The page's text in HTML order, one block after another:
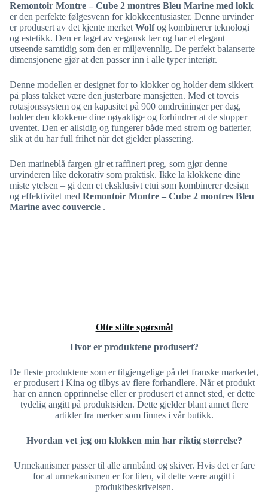
Remontoir Montre – Cube 2 montres Bleu Marine med lokk
er den perfekte følgesvenn for klokkeentusiaster. Denne urvinder
er produsert av det kjente merket Wolfog kombinerer teknologi
og estetikk. Den er laget av vegansk lær og har et elegant
utseende samtidig som den er miljøvennlig. De perfekt balanserte
dimensjonene gjør at den passer inn i alle typer interiør.
Denne modellen er designet for to klokker og holder dem sikkert
på plass takket være den justerbare mansjetten. Med et toveis
rotasjonssystem og en kapasitet på 900 omdreininger per dag,
holder den klokkene dine nøyaktige og forhindrer at de stopper
uventet. Den er allsidig og fungerer både med strøm og batterier,
slik at du har full frihet når det gjelder plassering.
Den marineblå fargen gir et raffinert preg, som gjør denne
urvinderen like dekorativ som praktisk. Ikke la klokkene dine
miste ytelsen – gi dem et eksklusivt etui som kombinerer design
og effektivitet med Remontoir Montre – Cube 2 montres Bleu
Marine avec couvercle .
Ofte stilte spørsmål
Hvor er produktene produsert?
De fleste produktene som er tilgjengelige på det franske markedet,
er produsert i Kina og tilbys av flere forhandlere. Når et produkt
har en annen opprinnelse eller er produsert et annet sted, er dette
tydelig angitt på produktsiden. Dette gjelder blant annet flere
artikler fra merker som finnes i vår butikk.
Hvordan vet jeg om klokken min har riktig størrelse?
Urmekanismer passer til alle armbånd og skiver. Hvis det er fare
for at urmekanismen er for liten, vil dette være angitt i
produktbeskrivelsen.